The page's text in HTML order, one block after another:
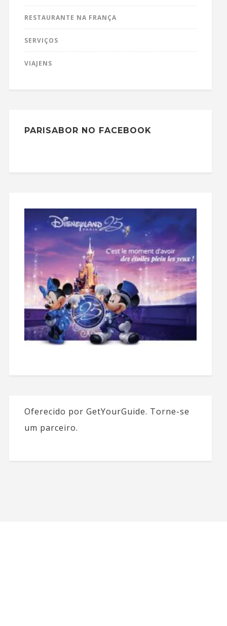
RESTAURANTE NA FRANÇA
SERVIÇOS
VIAJENS
PARISABOR NO FACEBOOK
Oferecido por GetYourGuide. Torne-se
um parceiro.